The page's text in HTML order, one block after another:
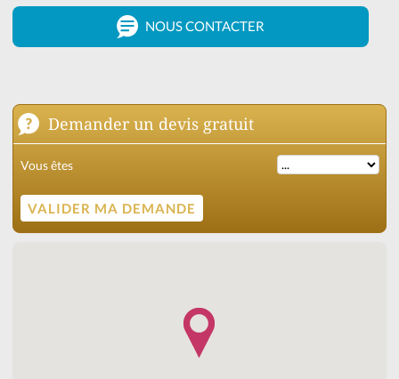
NOUS CONTACTER
Demander un devis gratuit
Vous êtes